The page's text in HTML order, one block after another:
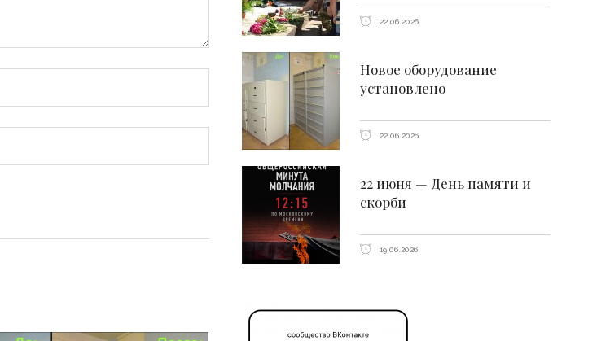
22.06.2026
Новое оборудование
установлено
22.06.2026
22 июня — День памяти и
скорби
19.06.2026